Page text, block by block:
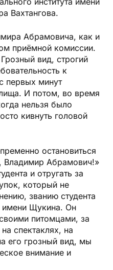
Вахтангова.
Абрамовича, как и
приёмной комиссии.
вид, строгий
к
первых минут
И потом, во время
нельзя было
кивнуть головой
остановиться
Владимир Абрамович!»
и отругать за
который не
званию студента
имени Щукина. Он
питомцами, за
спектаклях, на
его грозный вид, мы
внимание и